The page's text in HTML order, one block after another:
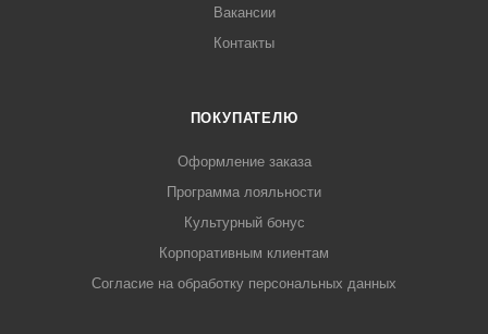
Вакансии
Контакты
ПОКУПАТЕЛЮ
Оформление заказа
Программа лояльности
Культурный бонус
Корпоративным клиентам
Согласие на обработку персональных данных